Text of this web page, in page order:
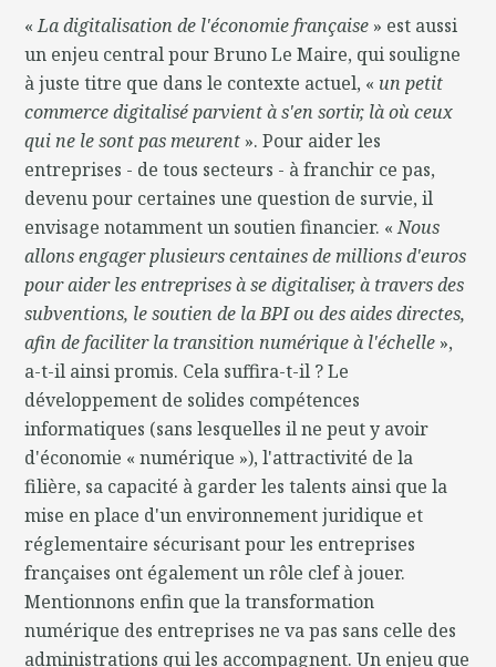
«La digitalisation de l'économie française » est aussi
un enjeu central pour Bruno Le Maire, qui souligne
à juste titre que dans le contexte actuel, « un petit
commerce digitalisé parvient à s'en sortir, là où ceux
qui ne le sont pas meurent ». Pour aider les
entreprises - de tous secteurs - à franchir ce pas,
devenu pour certaines une question de survie, il
envisage notamment un soutien financier. «Nous
allons engager plusieurs centaines de millions d'euros
pour aider les entreprises à se digitaliser, à travers des
subventions, le soutien de la BPI ou des aides directes,
afin de faciliter la transition numérique à l'échelle »,
a-t-il ainsi promis. Cela suffira-t-il ? Le
développement de solides compétences
informatiques (sans lesquelles il ne peut y avoir
d'économie « numérique »), l'attractivité de la
filière, sa capacité à garder les talents ainsi que la
mise en place d'un environnement juridique et
réglementaire sécurisant pour les entreprises
françaises ont également un rôle clef à jouer.
Mentionnons enfin que la transformation
numérique des entreprises ne va pas sans celle des
administrations qui les accompagnent. Un enjeu que